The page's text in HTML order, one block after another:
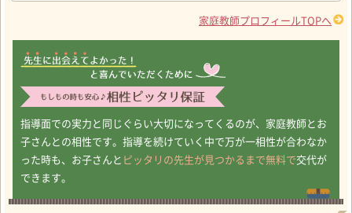
家庭教師プロフィールTOPへ
指導面での実力と同じぐらい大切になってくるのが、家庭教師とお
子さんとの相性です。指導を続けていく中で万が一相性が合わなか
った時も、お子さんと ピッタリの先生が見つかるまで無料で交代が
できます。